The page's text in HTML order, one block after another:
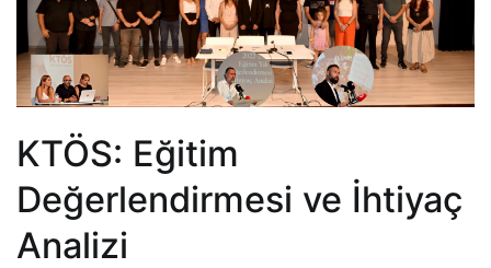
KTÖS: Eğitim
Değerlendirmesi ve İhtiyaç
Analizi